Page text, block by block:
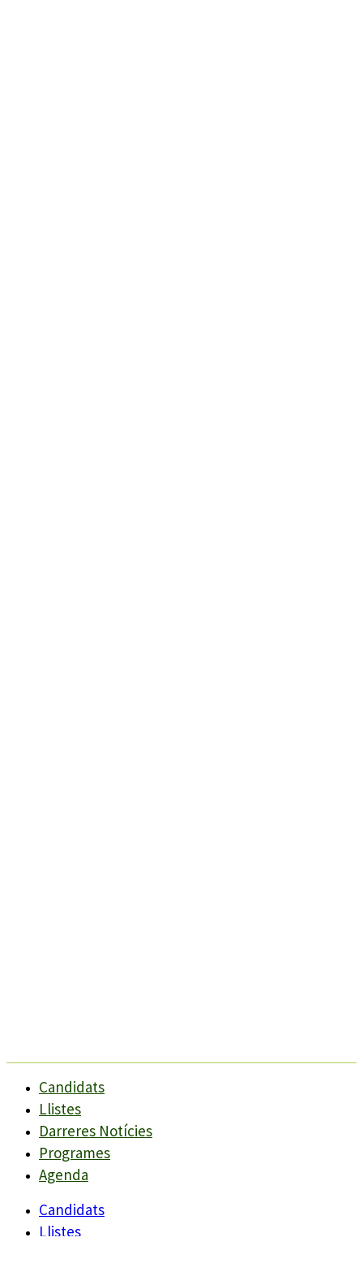
Candidats
Llistes
Darreres Notícies
Programes
Agenda
Candidats
Llistes